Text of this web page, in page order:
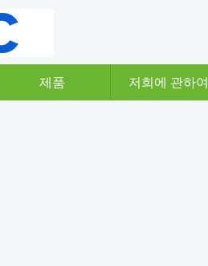
제품 저희에 관하여